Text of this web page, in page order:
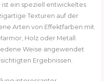
ein speziell entwickeltes
Texturen auf der
Arten von Effektfarben mit
Holz oder Metall.
Weise angewendet
Ergebnissen.